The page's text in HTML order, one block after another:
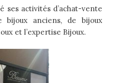
ses activités d’achat-vente
bijoux anciens, de bijoux
et l’expertise Bijoux.